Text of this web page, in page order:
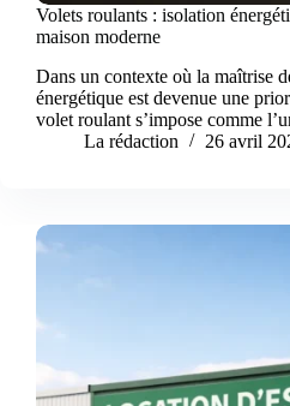
Volets roulants : isolation
maison moderne
Dans un contexte où la maîtrise
énergétique est devenue une
volet roulant s’impose comme
La rédaction
26 avril